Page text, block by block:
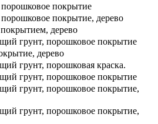
покрытие
покрытие, дерево
дерево
грунт, порошковое покрытие
дерево
грунт, порошковая краска.
грунт, порошковое покрытие
грунт, порошковое покрытие,
грунт, порошковое покрытие,